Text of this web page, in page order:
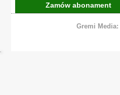
Zamów abonament
Gremi Media: